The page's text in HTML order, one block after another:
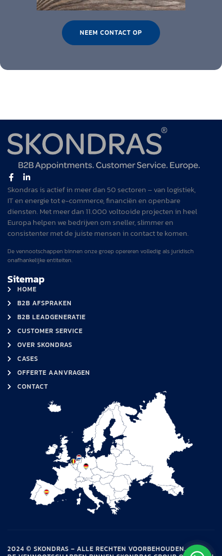
NEEM CONTACT OP
Skondras is actief in meer dan 50 sectoren – van logistiek,
IT en energie tot e-commerce, financiën en openbare
diensten. Met meer dan 11.000 voltooide projecten in heel
Europa helpen we bedrijven om sneller, slimmer en
consistenter met de juiste mensen in contact te komen.
De vennootschappen binnen onze groep opereren volledig als juridisch
onafhankelijke entiteiten.
Sitemap
HOME
B2B AFSPRAKEN
B2B LEADGENERATIE
CUSTOMER SERVICE
OVER SKONDRAS
CASES
OFFERTE AANVRAGEN
CONTACT
2024 © SKONDRAS – ALLE RECHTEN VOORBEHOUDEN.